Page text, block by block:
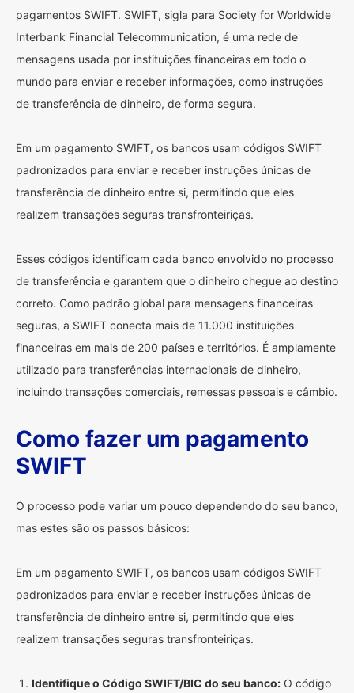
pagamentos SWIFT. SWIFT, sigla para Society for Worldwide
Interbank Financial Telecommunication, é uma rede de
mensagens usada por instituições financeiras em todo o
mundo para enviar e receber informações, como instruções
de transferência de dinheiro, de forma segura.
Em um pagamento SWIFT, os bancos usam códigos SWIFT
padronizados para enviar e receber instruções únicas de
transferência de dinheiro entre si, permitindo que eles
realizem transações seguras transfronteiriças.
Esses códigos identificam cada banco envolvido no processo
de transferência e garantem que o dinheiro chegue ao destino
correto. Como padrão global para mensagens financeiras
seguras, a SWIFT conecta mais de 11.000 instituições
financeiras em mais de 200 países e territórios. É amplamente
utilizado para transferências internacionais de dinheiro,
incluindo transações comerciais, remessas pessoais e câmbio.
Como fazer um pagamento
SWIFT
O processo pode variar um pouco dependendo do seu banco,
mas estes são os passos básicos:
Em um pagamento SWIFT, os bancos usam códigos SWIFT
padronizados para enviar e receber instruções únicas de
transferência de dinheiro entre si, permitindo que eles
realizem transações seguras transfronteiriças.
Identifique o Código SWIFT/BIC do seu banco: O código